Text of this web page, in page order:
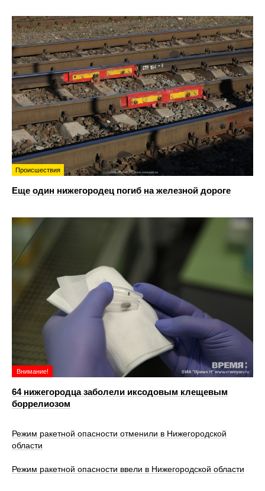
Происшествия
Еще один нижегородец погиб на железной дороге
Внимание!
64 нижегородца заболели иксодовым клещевым
боррелиозом
Режим ракетной опасности отменили в Нижегородской
области
Режим ракетной опасности ввели в Нижегородской области